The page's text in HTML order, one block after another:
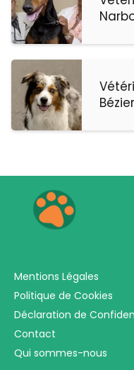
Mentions Légales
Politique de Cookies
Déclaration de
Contact
Qui sommes-nous